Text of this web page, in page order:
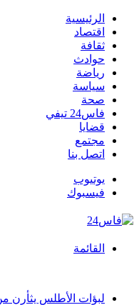
الرئيسية
اقتصاد
ثقافة
حوادث
رياضة
سياسة
صحة
فاس24 تيفي
قضايا
مجتمع
اتصل بنا
يوتيوب
فيسبوك
القائمة
لبؤات الأطلس يثأرن